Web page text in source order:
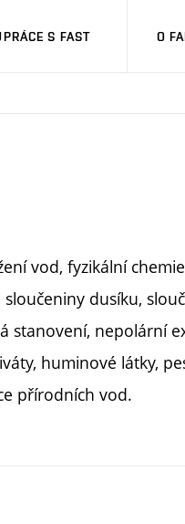
S FAST O
vod, fyzikální
dusíku,
stanovení, nepolární
huminové látky,
přírodních vod.